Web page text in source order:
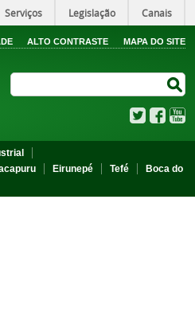
Serviços Legislação Canais
ALTO CONTRASTE MAPA DO SITE
Twitter
Eirunepé Tefé
Boca do